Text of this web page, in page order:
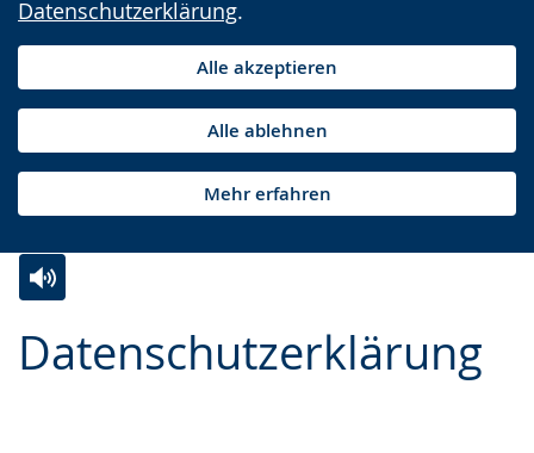
Datenschutzerklärung.
Alle akzeptieren
Alle ablehnen
Mehr erfahren
Datenschutzerklärung
Leichten
Audio-
Video